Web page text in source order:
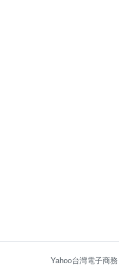
Yahoo台灣電子商